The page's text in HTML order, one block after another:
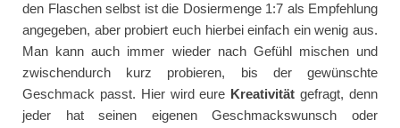
den Flaschen selbst ist die Dosiermenge 1:7 als Empfehlung
angegeben, aber probiert euch hierbei einfach ein wenig aus.
Man kann auch immer wieder nach Gefühl mischen und
zwischendurch kurz probieren, bis der gewünschte
Geschmack passt. Hier wird eure Kreativität gefragt, denn
jeder hat seinen eigenen Geschmackswunsch oder